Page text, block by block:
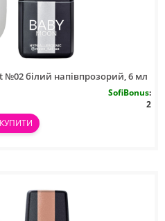
№02 білий напівпрозорий, 6 мл
SofiBonus:
2
КУПИТИ